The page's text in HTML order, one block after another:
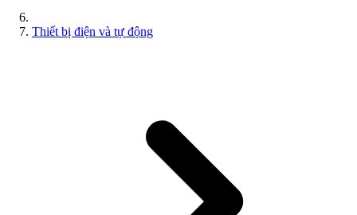
Thiết bị điện và tự động